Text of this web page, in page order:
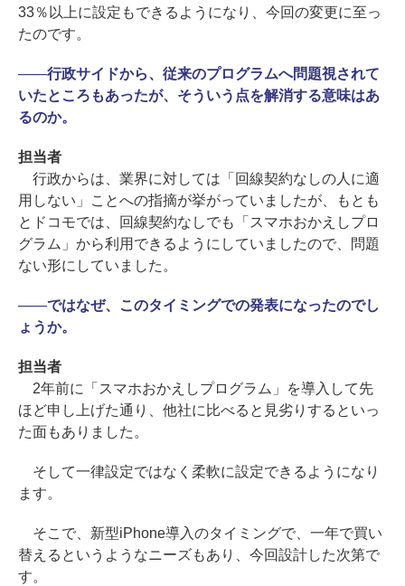
33％以上に設定もできるようになり、今回の変更に至っ
たのです。
――行政サイドから、従来のプログラムへ問題視されて
いたところもあったが、そういう点を解消する意味はあ
るのか。
担当者
行政からは、業界に対しては「回線契約なしの人に適
用しない」ことへの指摘が挙がっていましたが、もとも
とドコモでは、回線契約なしでも「スマホおかえしプロ
グラム」から利用できるようにしていましたので、問題
ない形にしていました。
――ではなぜ、このタイミングでの発表になったのでし
ょうか。
担当者
2年前に「スマホおかえしプログラム」を導入して先
ほど申し上げた通り、他社に比べると見劣りするといっ
た面もありました。
そして一律設定ではなく柔軟に設定できるようになり
ます。
そこで、新型iPhone導入のタイミングで、一年で買い
替えるというようなニーズもあり、今回設計した次第で
す。